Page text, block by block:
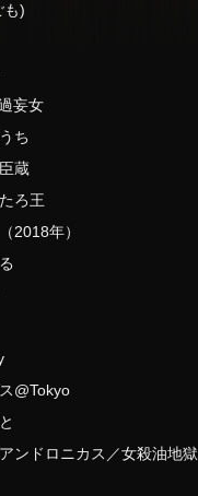
も)
妄女
ち
蔵
ろ王
2018年）
@Tokyo
ンドロニカス／女殺油地獄